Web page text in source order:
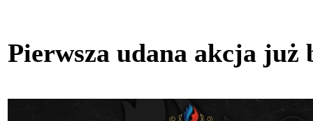
Pierwsza udana akcja już